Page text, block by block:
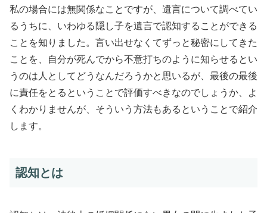
私の場合には無関係なことですが、遺言について調べてい
るうちに、いわゆる隠し子を遺言で認知することができる
ことを知りました。言い出せなくてずっと秘密にしてきた
ことを、自分が死んでから不意打ちのように知らせるとい
うのは人としてどうなんだろうかと思いるが、最後の最後
に責任をとるということで評価すべきなのでしょうか、よ
くわかりませんが、そういう方法もあるということで紹介
します。
認知とは